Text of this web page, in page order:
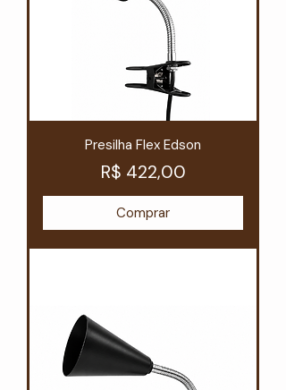
Presilha Flex Edson
Preço
R$ 422,00
Comprar